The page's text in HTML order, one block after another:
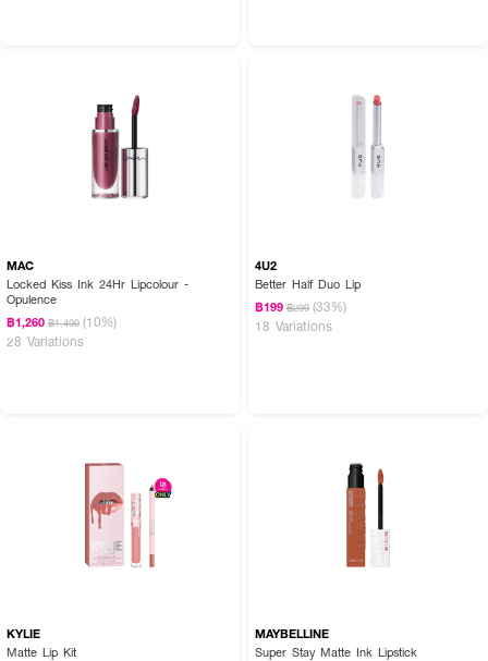
MAC
Locked Kiss Ink 24Hr Lipcolour -
Opulence
฿1,260 ฿1,400 (10%)
28 Variations
4U2
Better Half Duo Lip
฿199 ฿299 (33%)
18 Variations
KYLIE
Matte Lip Kit
MAYBELLINE
Super Stay Matte Ink Lipstick